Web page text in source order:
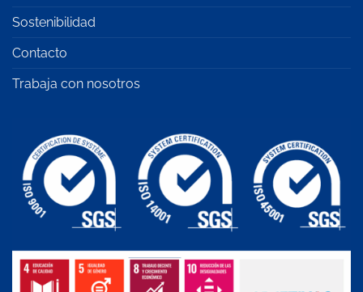
Sostenibilidad
Contacto
Trabaja con nosotros